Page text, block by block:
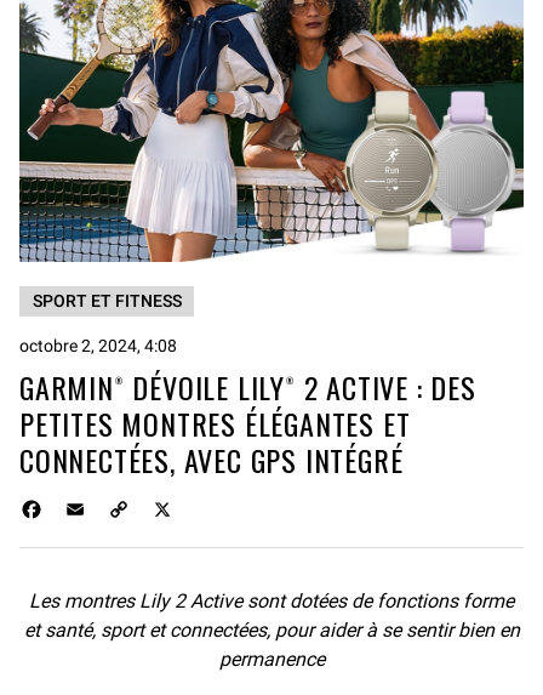
SPORT ET FITNESS
octobre 2, 2024, 4:08
GARMIN® DÉVOILE LILY® 2 ACTIVE : DES
PETITES MONTRES ÉLÉGANTES ET
CONNECTÉES, AVEC GPS INTÉGRÉ
b
o
l
L
i
Les montres Lily 2 Active sont dotées de fonctions forme
et santé, sport et connectées, pour aider à se sentir bien en
permanence